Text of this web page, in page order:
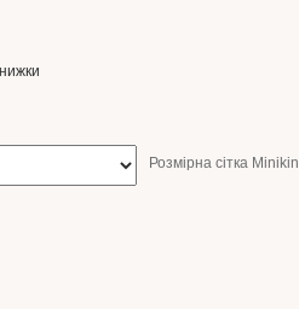
Розмірна сітка Minikin